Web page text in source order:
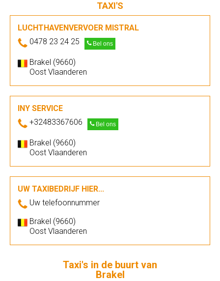
TAXI'S
LUCHTHAVENVERVOER MISTRAL
0478 23 24 25
Bel ons
Brakel (9660)
Oost Vlaanderen
INY SERVICE
+32483367606
Bel ons
Brakel (9660)
Oost Vlaanderen
UW TAXIBEDRIJF HIER...
Uw telefoonnummer
Brakel (9660)
Oost Vlaanderen
Taxi's in de buurt van
Brakel